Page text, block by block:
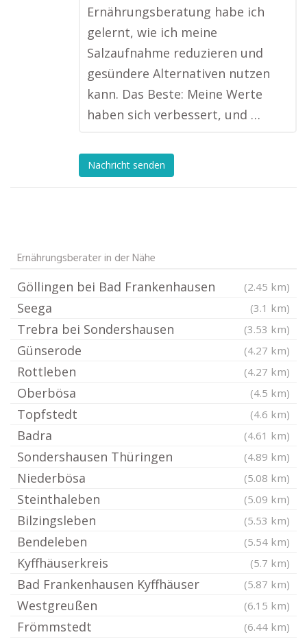
Ernährungsberatung habe ich
gelernt, wie ich meine
Salzaufnahme reduzieren und
gesündere Alternativen nutzen
kann. Das Beste: Meine Werte
haben sich verbessert, und …
Nachricht senden
Ernährungsberater in der Nähe
Göllingen bei Bad Frankenhausen (2.45 km)
Seega (3.1 km)
Trebra bei Sondershausen (3.53 km)
Günserode (4.27 km)
Rottleben (4.27 km)
Oberbösa (4.5 km)
Topfstedt (4.6 km)
Badra (4.61 km)
Sondershausen Thüringen (4.89 km)
Niederbösa (5.08 km)
Steinthaleben (5.09 km)
Bilzingsleben (5.53 km)
Bendeleben (5.54 km)
Kyffhäuserkreis (5.7 km)
Bad Frankenhausen Kyffhäuser (5.87 km)
Westgreußen (6.15 km)
Frömmstedt (6.44 km)